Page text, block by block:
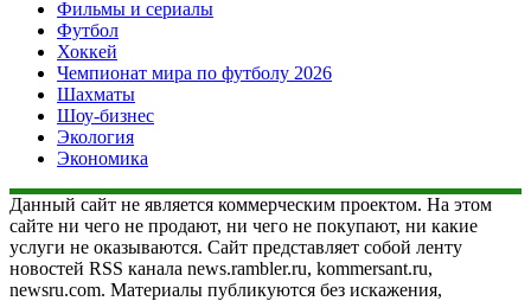
Фильмы и сериалы
Футбол
Хоккей
Чемпионат мира по футболу 2026
Шахматы
Шоу-бизнес
Экология
Экономика
Данный сайт не является коммерческим проектом. На этом
сайте ни чего не продают, ни чего не покупают, ни какие
услуги не оказываются. Сайт представляет собой ленту
новостей RSS канала news.rambler.ru, kommersant.ru,
newsru.com. Материалы публикуются без искажения,